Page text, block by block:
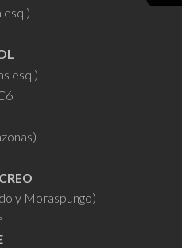
esq.)
esq.)
y Moraspungo)